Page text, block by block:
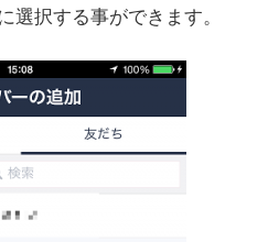
選択する事ができます。